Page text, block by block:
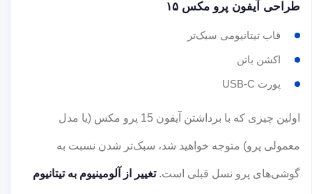
طراحی آیفون پرو مکس ۱۵
قاب تیتانیومی سبک‌تر
اکشن باتن
پورت USB-C
اولین چیزی که با برداشتن آیفون 15 پرو مکس (یا مدل
معمولی پرو) متوجه خواهید شد، سبک‌تر شدن نسبت به
گوشی‌های پرو نسل‌ قبلی است. تغییر از آلومینیوم به تیتانیوم